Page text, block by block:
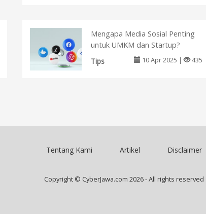
Mengapa Media Sosial Penting
untuk UMKM dan Startup?
Tips
10 Apr 2025 | 435
Tentang Kami Artikel Disclaimer
Copyright © CyberJawa.com 2026 - All rights reserved